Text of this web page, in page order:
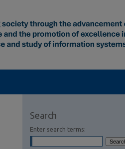
Search
Enter search terms: